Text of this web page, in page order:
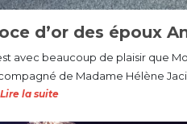
d’or des époux
avec beaucoup de plaisir que
de Madame Hélène
la suite